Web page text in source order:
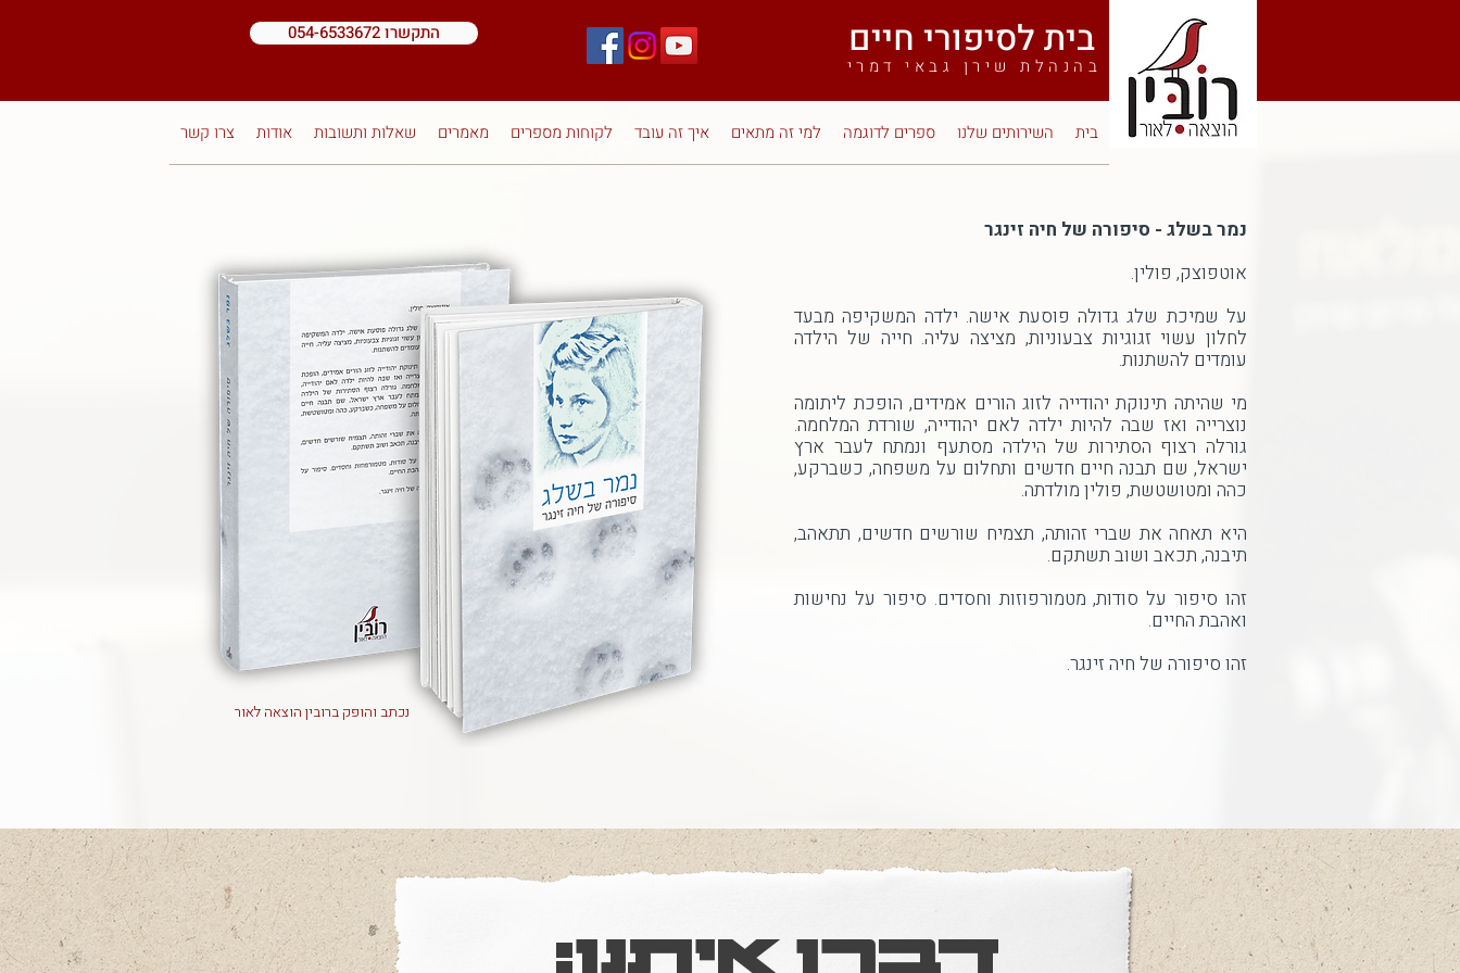
התקשרו 054-6533672
בהנהלת שירן גבאי דמרי
בית השירותים שלנו ספרים לדוגמה למי זה מתאים איך זה עובד לקוחות מספרים מאמרים שאלות ותשובות אודות צרו קשר
נמר בשלג - סיפורה של חיה זינגר
אוטפוצק, פולין.
על שמיכת שלג גדולה פוסעת אישה. ילדה המשקיפה מבעד
לחלון עשוי זגוגיות צבעוניות, מציצה עליה. חייה של הילדה
עומדים להשתנות.
מי שהיתה תינוקת יהודייה לזוג הורים אמידים, הופכת ליתומה
נוצרייה ואז שבה להיות ילדה לאם יהודייה, שורדת המלחמה.
גורלה רצוף הסתירות של הילדה מסתעף ונמתח לעבר ארץ
ישראל, שם תבנה חיים חדשים ותחלום על משפחה, כשברקע,
כהה ומטושטשת, פולין מולדתה.
היא תאחה את שברי זהותה, תצמיח שורשים חדשים, תתאהב,
תיבנה, תכאב ושוב תשתקם.
זהו סיפור על סודות, מטמורפוזות וחסדים. סיפור על נחישות
ואהבת החיים.
זהו סיפורה של חיה זינגר.
נכתב והופק ברובין הוצאה לאור
דברו איתנו: